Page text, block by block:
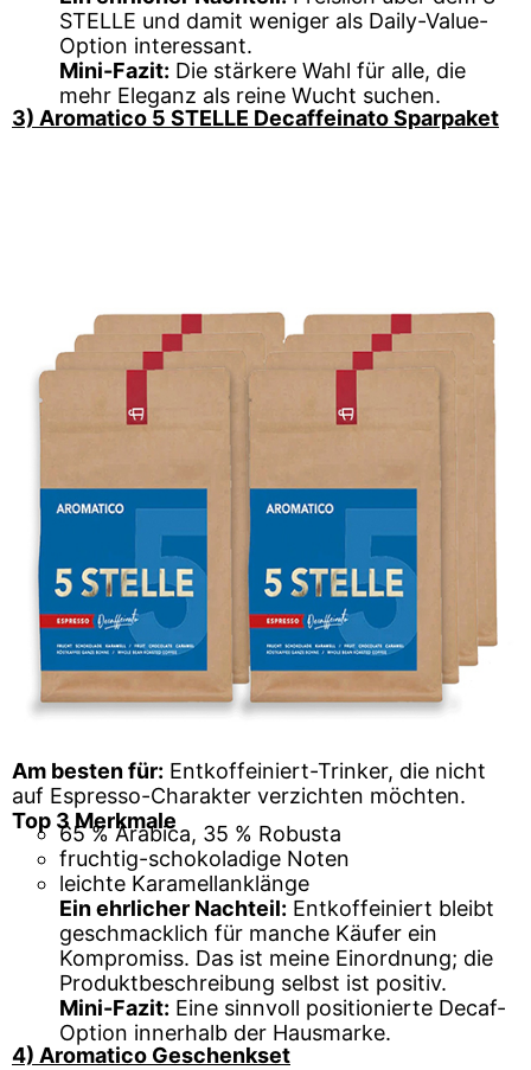
STELLE und damit weniger als Daily-Value-
Option interessant.
Mini-Fazit: Die stärkere Wahl für alle, die
mehr Eleganz als reine Wucht suchen.
3) Aromatico 5 STELLE Decaffeinato Sparpaket
Am besten für: Entkoffeiniert-Trinker, die nicht
auf Espresso-Charakter verzichten möchten.
Top 3 Merkmale
65 % Arabica, 35 % Robusta
fruchtig-schokoladige Noten
leichte Karamellanklänge
Ein ehrlicher Nachteil: Entkoffeiniert bleibt
geschmacklich für manche Käufer ein
Kompromiss. Das ist meine Einordnung; die
Produktbeschreibung selbst ist positiv.
Mini-Fazit: Eine sinnvoll positionierte Decaf-
Option innerhalb der Hausmarke.
4) Aromatico Geschenkset